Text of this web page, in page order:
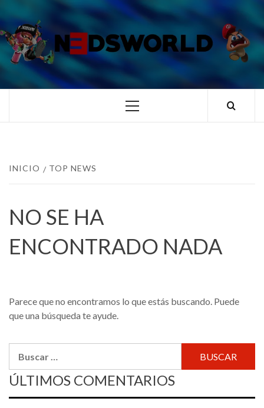
al
contenido
TUS ESPECIALISTAS EN NINTENDO
Menú
INICIO TOP NEWS
NO SE HA
ENCONTRADO NADA
Parece que no encontramos lo que estás buscando. Puede
que una búsqueda te ayude.
ÚLTIMOS COMENTARIOS